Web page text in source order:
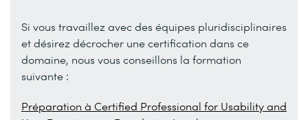
Si vous travaillez avec des équipes pluridisciplinaires
et désirez décrocher une certification dans ce
domaine, nous vous conseillons la formation
suivante :
Préparation à Certified Professional for Usability and